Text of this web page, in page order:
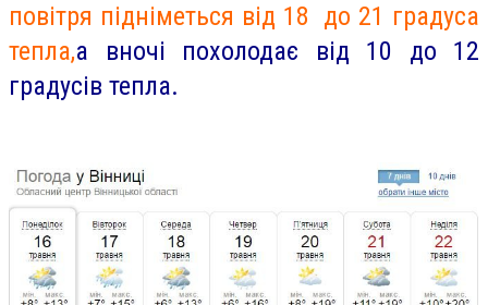
повітря підніметься від 18 до 21 градуса
тепла,а вночі похолодає від 10 до 12
градусів тепла.